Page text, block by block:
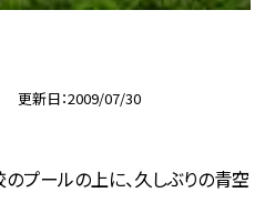
更新日 2009/07/30
のプールの上に、久しぶりの青空